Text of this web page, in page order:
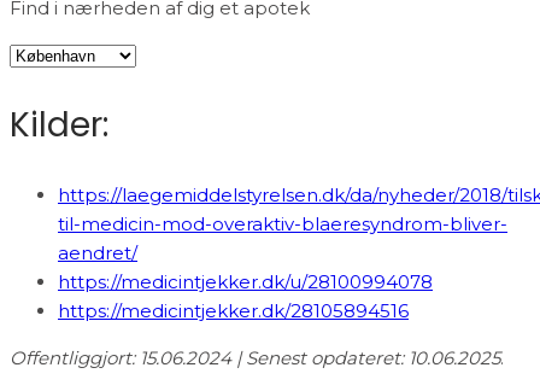
Find i nærheden af dig et apotek
Kilder:
https://laegemiddelstyrelsen.dk/da/nyheder/2018/
til-medicin-mod-overaktiv-blaeresyndrom-bliver-
aendret/
https://medicintjekker.dk/u/28100994078
https://medicintjekker.dk/28105894516
Offentliggjort: 15.06.2024 | Senest opdateret: 10.06.2025.